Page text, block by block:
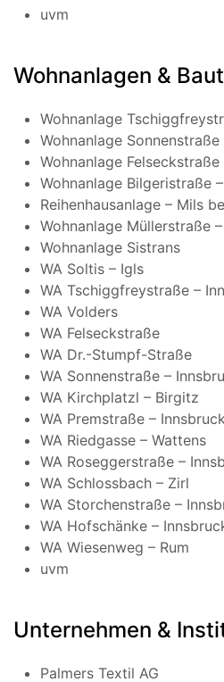
uvm
Wohnanlagen &
Wohnanlage
Wohnanlage
Wohnanlage
Wohnanlage Bilgeristraße
Reihenhausanlage – Mils
Wohnanlage Müllerstraße
Wohnanlage Sistrans
WA Soltis – Igls
WA Tschiggfreystraße –
WA Volders
WA Felseckstraße
WA Dr.-Stumpf-Straße
WA Sonnenstraße –
WA Kirchplatzl – Birgitz
WA Premstraße – Innsbruck
WA Riedgasse – Wattens
WA Roseggerstraße –
WA Schlossbach – Zirl
WA Storchenstraße –
WA Hofschänke –
WA Wiesenweg – Rum
uvm
Unternehmen &
Palmers Textil AG